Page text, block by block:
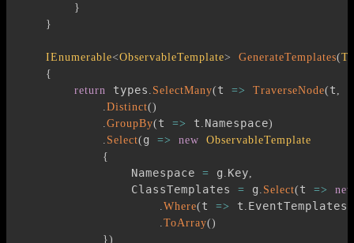
}
}
IEnumerable<ObservableTemplate> GenerateTemplates(
{
return
types SelectMany( t => TraverseNode( t
Distinct()
GroupBy( t => t Namespace)
Select( g => new
ObservableTemplate
{
                Namespace
= g Key
                ClassTemplates
= g Select( t =>
Where( t => t EventTemplates
ToArray()
})